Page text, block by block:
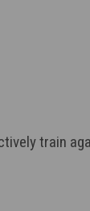
train